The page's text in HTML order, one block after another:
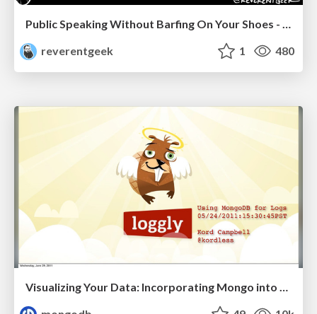
Public Speaking Without Barfing On Your Shoes - THAT 2023
reverentgeek
1 480
Visualizing Your Data: Incorporating Mongo into Loggly Infrastructure